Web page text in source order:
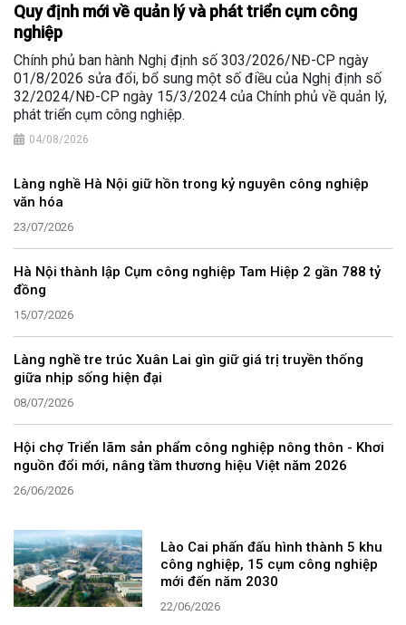
Quy định mới về quản lý và phát triển cụm công
nghiệp
Chính phủ ban hành Nghị định số 303/2026/NĐ-CP ngày
01/8/2026 sửa đổi, bổ sung một số điều của Nghị định số
32/2024/NĐ-CP ngày 15/3/2024 của Chính phủ về quản lý,
phát triển cụm công nghiệp.
04/08/2026
Làng nghề Hà Nội giữ hồn trong kỷ nguyên công nghiệp
văn hóa
23/07/2026
Hà Nội thành lập Cụm công nghiệp Tam Hiệp 2 gần 788 tỷ
đồng
15/07/2026
Làng nghề tre trúc Xuân Lai gìn giữ giá trị truyền thống
giữa nhịp sống hiện đại
08/07/2026
Hội chợ Triển lãm sản phẩm công nghiệp nông thôn - Khơi
nguồn đổi mới, nâng tầm thương hiệu Việt năm 2026
26/06/2026
Lào Cai phấn đấu hình thành 5 khu
công nghiệp, 15 cụm công nghiệp
mới đến năm 2030
22/06/2026